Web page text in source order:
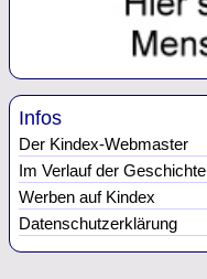
Infos
Der Kindex-Webmaster
Im Verlauf der Geschichte
Werben auf Kindex
Datenschutzerklärung